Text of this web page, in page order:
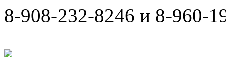
8-908-232-8246 и 8-960-